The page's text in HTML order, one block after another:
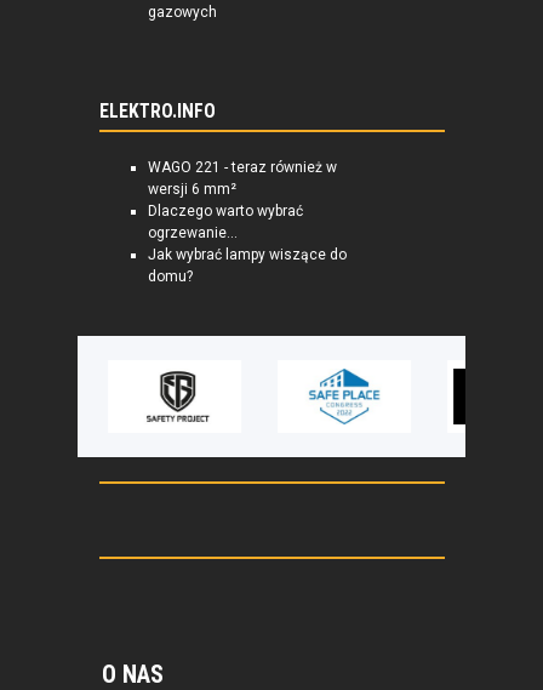
gazowych
ELEKTRO.INFO
WAGO 221 - teraz również w
wersji 6 mm²
Dlaczego warto wybrać
ogrzewanie...
Jak wybrać lampy wiszące do
domu?
O NAS